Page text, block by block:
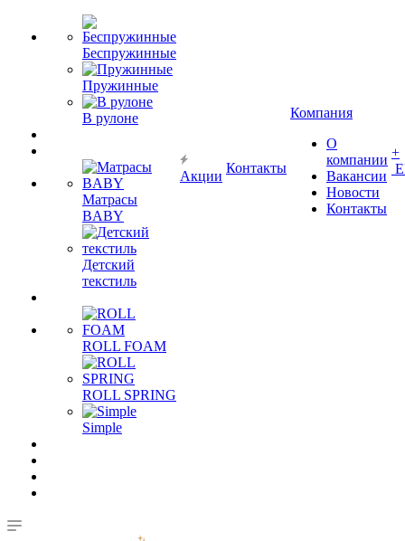
Беспружинные
Пружинные
В рулоне
Матрасы
BABY
Детский
текстиль
ROLL FOAM
ROLL SPRING
Simple
Акции
Контакты
Компания
О
компании
Вакансии
Новости
Контакты
+